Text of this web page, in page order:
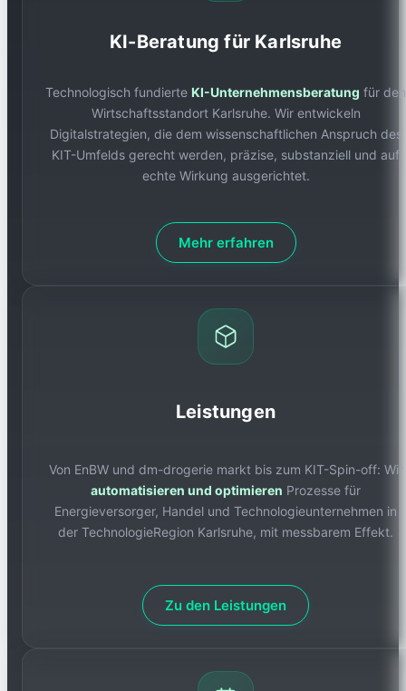
KI-Beratung für Karlsruhe
Technologisch fundierte KI-Unternehmensberatung für den
Wirtschaftsstandort Karlsruhe. Wir entwickeln
Digitalstrategien, die dem wissenschaftlichen Anspruch des
KIT-Umfelds gerecht werden, präzise, substanziell und auf
echte Wirkung ausgerichtet.
Mehr erfahren
Leistungen
Von EnBW und dm-drogerie markt bis zum KIT-Spin-off: Wir
automatisieren und optimieren Prozesse für
Energieversorger, Handel und Technologieunternehmen in
der TechnologieRegion Karlsruhe, mit messbarem Effekt.
Zu den Leistungen